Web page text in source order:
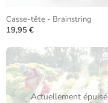
Casse-tête - Brainstring
19,95 €
Actuellement épuisé